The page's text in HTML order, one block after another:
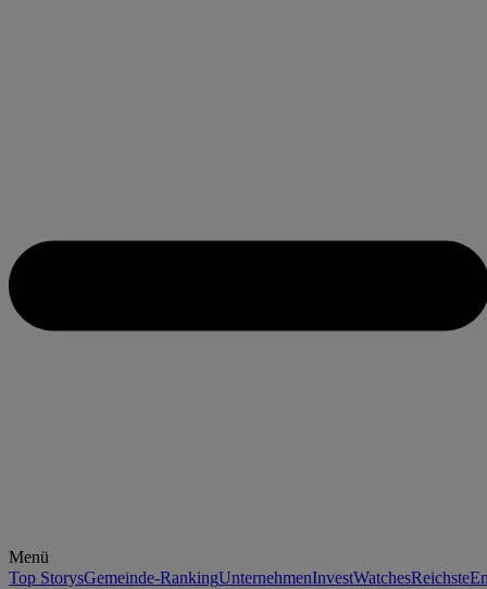
Menü
Top StorysGemeinde-RankingUnternehmenInvestWatchesReichste